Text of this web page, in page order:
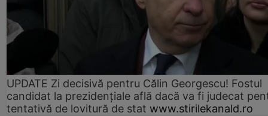
UPDATE Zi decisivă pentru Călin Georgescu! Fostul
candidat la prezidențiale află dacă va fi judecat
tentativă de lovitură de stat www.stirilekanald.ro